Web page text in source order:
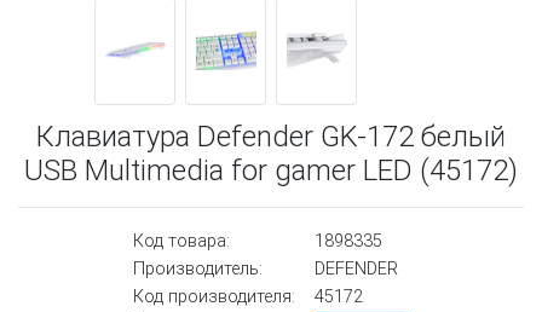
Клавиатура Defender GK-172 белый
USB Multimedia for gamer LED (45172)
Код товара:
1898335
Производитель:
DEFENDER
Код производителя:
45172